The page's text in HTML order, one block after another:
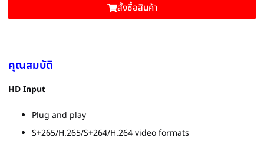
สั้งซื้อสินค้า
คุณสมบัติ
HD Input
Plug and play
S+265/H.265/S+264/H.264 video formats